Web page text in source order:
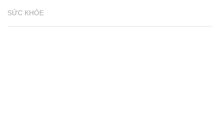
SỨC KHỎE